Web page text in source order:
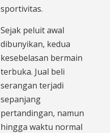
sportivitas.
Sejak peluit awal
dibunyikan, kedua
kesebelasan bermain
terbuka. Jual beli
serangan terjadi
sepanjang
pertandingan, namun
hingga waktu normal